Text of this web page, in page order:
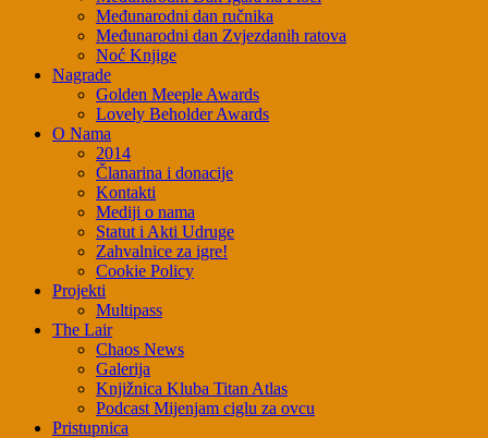
Međunarodni dan ručnika
Međunarodni dan Zvjezdanih ratova
Noć Knjige
Nagrade
Golden Meeple Awards
Lovely Beholder Awards
O Nama
2014
Članarina i donacije
Kontakti
Mediji o nama
Statut i Akti Udruge
Zahvalnice za igre!
Cookie Policy
Projekti
Multipass
The Lair
Chaos News
Galerija
Knjižnica Kluba Titan Atlas
Podcast Mijenjam ciglu za ovcu
Pristupnica